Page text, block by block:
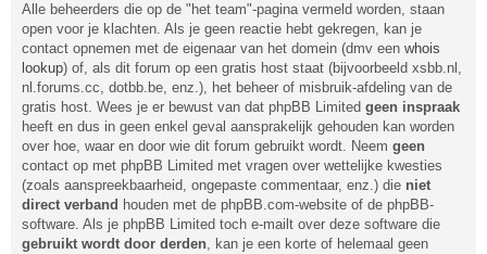
Alle beheerders die op de "het team"-pagina vermeld worden, staan
open voor je klachten. Als je geen reactie hebt gekregen, kan je
contact opnemen met de eigenaar van het domein (dmv een whois
lookup) of, als dit forum op een gratis host staat (bijvoorbeeld xsbb.nl,
nl.forums.cc, dotbb.be, enz.), het beheer of misbruik-afdeling van de
gratis host. Wees je er bewust van dat phpBB Limited geen inspraak
heeft en dus in geen enkel geval aansprakelijk gehouden kan worden
over hoe, waar en door wie dit forum gebruikt wordt. Neem geen
contact op met phpBB Limited met vragen over wettelijke kwesties
(zoals aanspreekbaarheid, ongepaste commentaar, enz.) die niet
direct verband houden met de phpBB.com-website of de phpBB-
software. Als je phpBB Limited toch e-mailt over deze software die
gebruikt wordt door derden, kan je een korte of helemaal geen